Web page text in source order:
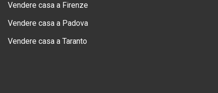
Vendere casa a Firenze
Vendere casa a Padova
Vendere casa a Taranto